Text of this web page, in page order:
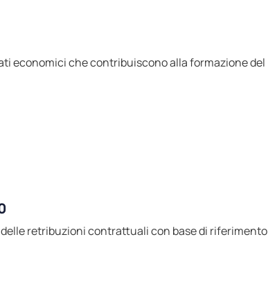
economici che contribuiscono alla formazione del
retribuzioni contrattuali con base di riferimento